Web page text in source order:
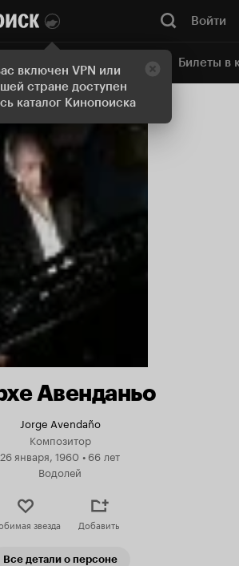
включен VPN или
стране доступен
каталог Кинопоиска
Войти
Онлайн-кинотеатр Билеты в
Авенданьо
Jorge Avendaño
Композитор
26 января, 1960 • 66 лет
Водолей
звезда Добавить
Все детали о персоне